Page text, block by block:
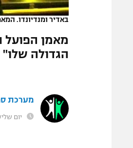
תגיות
המגזיןבאדיר ומנדיונדו.
מאמן
הגדולה שלו"
מערכת
יום שלישי, 12:24,